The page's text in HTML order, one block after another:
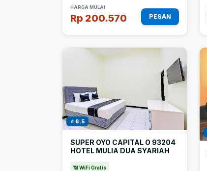
HARGA MULAI
Rp 200.570 PESAN
⭐ 8.5
SUPER OYO CAPITAL O 93204
HOTEL MULIA DUA SYARIAH
📶 WiFi Gratis